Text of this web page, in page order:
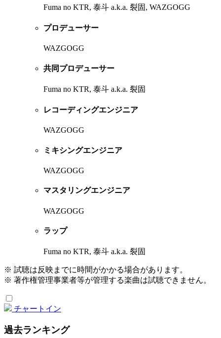
Fuma no KTR, 泰斗 a.k.a. 裂固, WAZGOGG
プロデューサー
WAZGOGG
共同プロデューサー
Fuma no KTR, 泰斗 a.k.a. 裂固
レコーディングエンジニア
WAZGOGG
ミキシングエンジニア
WAZGOGG
マスタリングエンジニア
WAZGOGG
ラップ
Fuma no KTR, 泰斗 a.k.a. 裂固
※ 試聴は反映までに時間がかかる場合があります。
※ 著作権管理事業者等が管理する楽曲は試聴できません。
チャートイン
過去ランキング